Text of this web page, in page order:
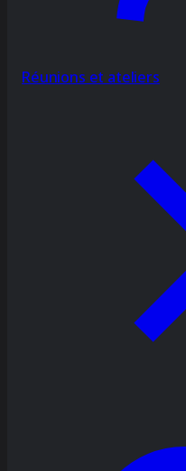
Réunions et ateliers